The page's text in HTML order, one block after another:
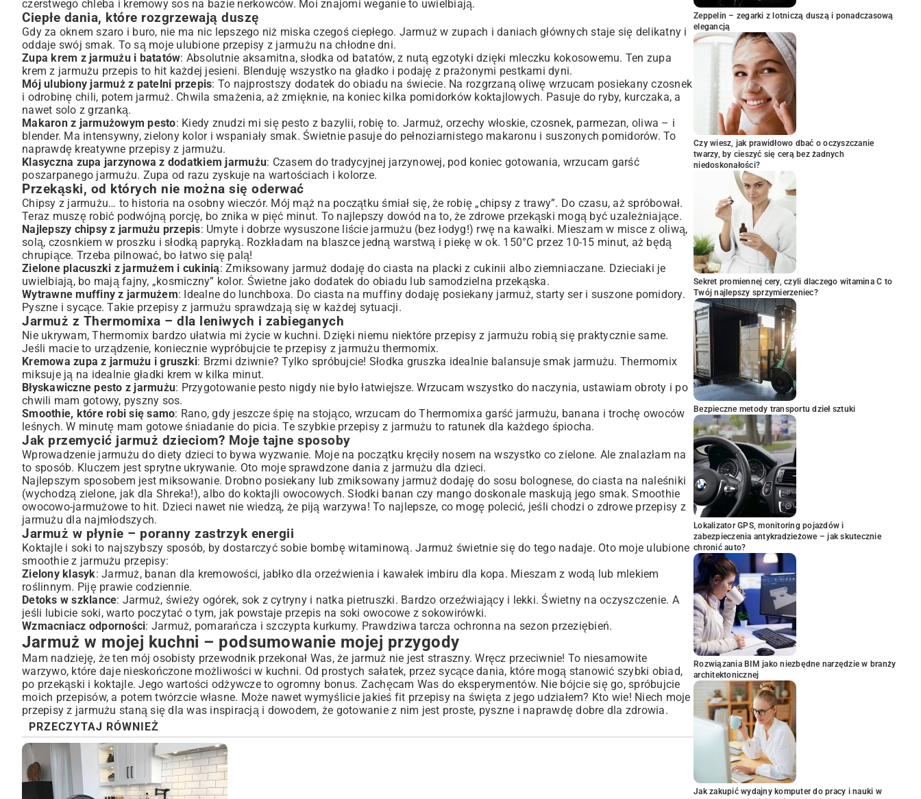
czerstwego chleba i kremowy sos na bazie nerkowców. Moi znajomi weganie to uwielbiają.
Ciepłe dania, które rozgrzewają duszę
Gdy za oknem szaro i buro, nie ma nic lepszego niż miska czegoś ciepłego. Jarmuż w zupach i daniach głównych staje się delikatny i
oddaje swój smak. To są moje ulubione przepisy z jarmużu na chłodne dni.
Zupa krem z jarmużu i batatów: Absolutnie aksamitna, słodka od batatów, z nutą egzotyki dzięki mleczku kokosowemu. Ten zupa
krem z jarmużu przepis to hit każdej jesieni. Blenduję wszystko na gładko i podaję z prażonymi pestkami dyni.
Mój ulubiony jarmuż z patelni przepis: To najprostszy dodatek do obiadu na świecie. Na rozgrzaną oliwę wrzucam posiekany czosnek
i odrobinę chili, potem jarmuż. Chwila smażenia, aż zmięknie, na koniec kilka pomidorków koktajlowych. Pasuje do ryby, kurczaka, a
nawet solo z grzanką.
Makaron z jarmużowym pesto: Kiedy znudzi mi się pesto z bazylii, robię to. Jarmuż, orzechy włoskie, czosnek, parmezan, oliwa – i
blender. Ma intensywny, zielony kolor i wspaniały smak. Świetnie pasuje do pełnoziarnistego makaronu i suszonych pomidorów. To
naprawdę kreatywne przepisy z jarmużu.
Klasyczna zupa jarzynowa z dodatkiem jarmużu: Czasem do tradycyjnej jarzynowej, pod koniec gotowania, wrzucam garść
poszarpanego jarmużu. Zupa od razu zyskuje na wartościach i kolorze.
Przekąski, od których nie można się oderwać
Chipsy z jarmużu… to historia na osobny wieczór. Mój mąż na początku śmiał się, że robię „chipsy z trawy”. Do czasu, aż spróbował.
Teraz muszę robić podwójną porcję, bo znika w pięć minut. To najlepszy dowód na to, że zdrowe przekąski mogą być uzależniające.
Najlepszy chipsy z jarmużu przepis: Umyte i dobrze wysuszone liście jarmużu (bez łodyg!) rwę na kawałki. Mieszam w misce z oliwą,
solą, czosnkiem w proszku i słodką papryką. Rozkładam na blaszce jedną warstwą i piekę w ok. 150°C przez 10-15 minut, aż będą
chrupiące. Trzeba pilnować, bo łatwo się palą!
Zielone placuszki z jarmużem i cukinią: Zmiksowany jarmuż dodaję do ciasta na placki z cukinii albo ziemniaczane. Dzieciaki je
uwielbiają, bo mają fajny, „kosmiczny” kolor. Świetne jako dodatek do obiadu lub samodzielna przekąska.
Wytrawne muffiny z jarmużem: Idealne do lunchboxa. Do ciasta na muffiny dodaję posiekany jarmuż, starty ser i suszone pomidory.
Pyszne i sycące. Takie przepisy z jarmużu sprawdzają się w każdej sytuacji.
Jarmuż z Thermomixa – dla leniwych i zabieganych
Nie ukrywam, Thermomix bardzo ułatwia mi życie w kuchni. Dzięki niemu niektóre przepisy z jarmużu robią się praktycznie same.
Jeśli macie to urządzenie, koniecznie wypróbujcie te przepisy z jarmużu thermomix.
Kremowa zupa z jarmużu i gruszki: Brzmi dziwnie? Tylko spróbujcie! Słodka gruszka idealnie balansuje smak jarmużu. Thermomix
miksuje ją na idealnie gładki krem w kilka minut.
Błyskawiczne pesto z jarmużu: Przygotowanie pesto nigdy nie było łatwiejsze. Wrzucam wszystko do naczynia, ustawiam obroty i po
chwili mam gotowy, pyszny sos.
Smoothie, które robi się samo: Rano, gdy jeszcze śpię na stojąco, wrzucam do Thermomixa garść jarmużu, banana i trochę owoców
leśnych. W minutę mam gotowe śniadanie do picia. Te szybkie przepisy z jarmużu to ratunek dla każdego śpiocha.
Jak przemycić jarmuż dzieciom? Moje tajne sposoby
Wprowadzenie jarmużu do diety dzieci to bywa wyzwanie. Moje na początku kręciły nosem na wszystko co zielone. Ale znalazłam na
to sposób. Kluczem jest sprytne ukrywanie. Oto moje sprawdzone dania z jarmużu dla dzieci.
Najlepszym sposobem jest miksowanie. Drobno posiekany lub zmiksowany jarmuż dodaję do sosu bolognese, do ciasta na naleśniki
(wychodzą zielone, jak dla Shreka!), albo do koktajli owocowych. Słodki banan czy mango doskonale maskują jego smak. Smoothie
owocowo-jarmużowe to hit. Dzieci nawet nie wiedzą, że piją warzywa! To najlepsze, co mogę polecić, jeśli chodzi o zdrowe przepisy z
jarmużu dla najmłodszych.
Jarmuż w płynie – poranny zastrzyk energii
Koktajle i soki to najszybszy sposób, by dostarczyć sobie bombę witaminową. Jarmuż świetnie się do tego nadaje. Oto moje ulubione
smoothie z jarmużu przepisy:
Zielony klasyk: Jarmuż, banan dla kremowości, jabłko dla orzeźwienia i kawałek imbiru dla kopa. Mieszam z wodą lub mlekiem
roślinnym. Piję prawie codziennie.
Detoks w szklance: Jarmuż, świeży ogórek, sok z cytryny i natka pietruszki. Bardzo orzeźwiający i lekki. Świetny na oczyszczenie. A
jeśli lubicie soki, warto poczytać o tym, jak powstaje przepis na soki owocowe z sokowirówki.
Wzmacniacz odporności: Jarmuż, pomarańcza i szczypta kurkumy. Prawdziwa tarcza ochronna na sezon przeziębień.
Jarmuż w mojej kuchni – podsumowanie mojej przygody
Mam nadzieję, że ten mój osobisty przewodnik przekonał Was, że jarmuż nie jest straszny. Wręcz przeciwnie! To niesamowite
warzywo, które daje nieskończone możliwości w kuchni. Od prostych sałatek, przez sycące dania, które mogą stanowić szybki obiad,
po przekąski i koktajle. Jego wartości odżywcze to ogromny bonus. Zachęcam Was do eksperymentów. Nie bójcie się go, spróbujcie
moich przepisów, a potem twórzcie własne. Może nawet wymyślicie jakieś fit przepisy na święta z jego udziałem? Kto wie! Niech moje
przepisy z jarmużu staną się dla was inspiracją i dowodem, że gotowanie z nim jest proste, pyszne i naprawdę dobre dla zdrowia.
PRZECZYTAJ RÓWNIEŻ
Zeppelin – zegarki z lotniczą duszą i ponadczasową
elegancją
Czy wiesz, jak prawidłowo dbać o oczyszczanie
twarzy, by cieszyć się cerą bez żadnych
niedoskonałości?
Sekret promiennej cery, czyli dlaczego witamina C to
Twój najlepszy sprzymierzeniec?
Bezpieczne metody transportu dzieł sztuki
Lokalizator GPS, monitoring pojazdów i
zabezpieczenia antykradzieżowe – jak skutecznie
chronić auto?
Rozwiązania BIM jako niezbędne narzędzie w branży
architektonicznej
Jak zakupić wydajny komputer do pracy i nauki w